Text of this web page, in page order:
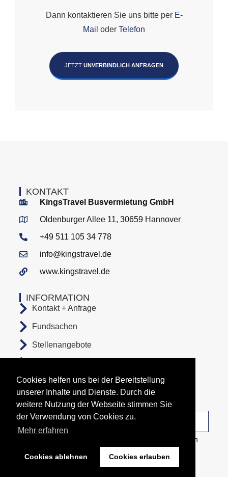
Cookies helfen uns bei der Bereitstellung
unserer Inhalte und Dienste. Durch die
weitere Nutzung der Webseite stimmen Sie
der Verwendung von Cookies zu.
Mehr erfahren
Cookies ablehnen Cookies erlauben
Dann kontaktieren Sie uns bitte per E-
Mail oder Telefon
JETZT UNVERBINDLICH ANFRAGEN
Copyright All Rights Reserved © 2026 Busunternehmen
KingsTravel
Unsere Abfahrtsorte
INFORMATION
Kontakt + Anfrage
Fundsachen
Stellenangebote
Datenschutz
KONTAKT
KingsTravel Busvermietung GmbH
Oldenburger Allee 11, 30659 Hannover
+49 511 105 34 778
info@kingstravel.de
www.kingstravel.de